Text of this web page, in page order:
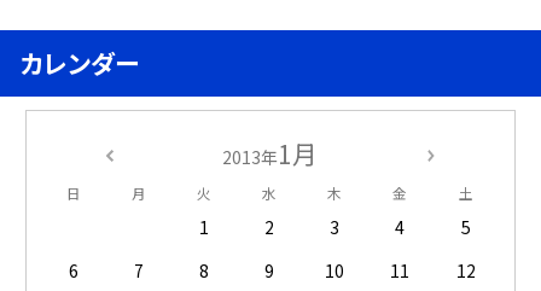
カレンダー
2013年1月
日 月 火 水 木 金 土
1 2 3 4
5
6
7 8 9 10 11
12